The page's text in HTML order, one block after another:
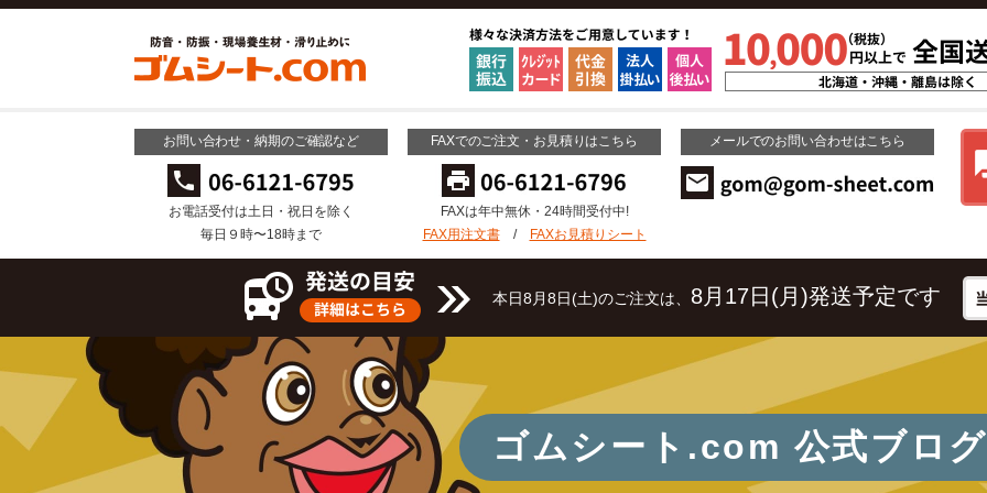
お問い合わせ・納期のご確認など
お電話受付は土日・祝日を除く
毎日９時〜18時まで
FAXでのご注文・お見積りはこちら
FAXは年中無休・24時間受付中!
FAX用注文書/ FAXお見積りシート
メールでのお問い合わせはこちら
本日8月8日(土)のご注文は、 8月17日(月)発送予定です
ゴムシート.com 公式ブログ